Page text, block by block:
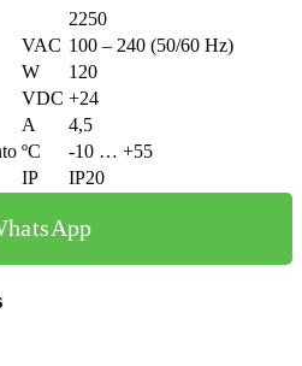
2250
VAC 100 – 240 (50/60 Hz)
W
120
VDC +24
A
4,5
ºC
-10 … +55
IP IP20